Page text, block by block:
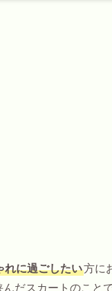
れに過ごしたい方に
だスカートのこと